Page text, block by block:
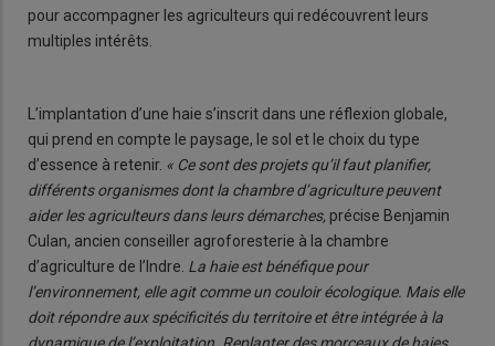
pour accompagner les agriculteurs qui redécouvrent leurs
multiples intérêts.
L’implantation d’une haie s’inscrit dans une réflexion globale,
qui prend en compte le paysage, le sol et le choix du type
d’essence à retenir. « Ce sont des projets qu’il faut planifier,
différents organismes dont la chambre d’agriculture peuvent
aider les agriculteurs dans leurs démarches, précise Benjamin
Culan, ancien conseiller agroforesterie à la chambre
d’agriculture de l’Indre. La haie est bénéfique pour
l’environnement, elle agit comme un couloir écologique. Mais elle
doit répondre aux spécificités du territoire et être intégrée à la
dynamique de l’exploitation. Replanter des morceaux de haies